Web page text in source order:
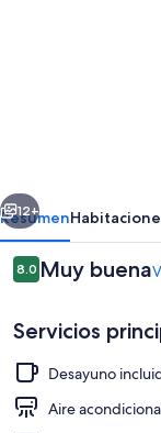
Siguiente
12+
Resumen
Opiniones
8.08.0 de 10,
Muy buena
Servicios
Desayuno
Aire